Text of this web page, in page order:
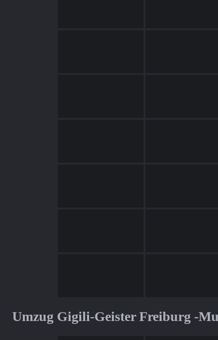
Umzug Gigili-Geister Freiburg -